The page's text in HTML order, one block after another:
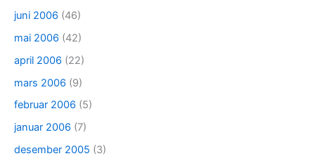
juni 2006 (46)
mai 2006 (42)
april 2006 (22)
mars 2006 (9)
februar 2006 (5)
januar 2006 (7)
desember 2005 (3)